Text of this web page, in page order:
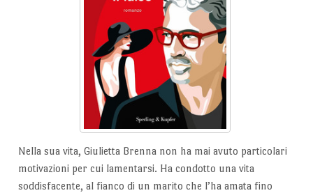
Nella sua vita, Giulietta Brenna non ha mai avuto particolari
motivazioni per cui lamentarsi. Ha condotto una vita
soddisfacente, al fianco di un marito che l’ha amata fino